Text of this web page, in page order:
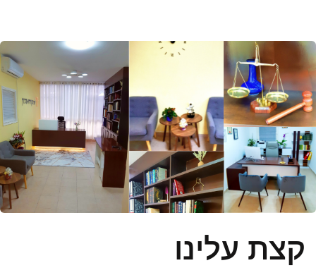
קצת עלינו